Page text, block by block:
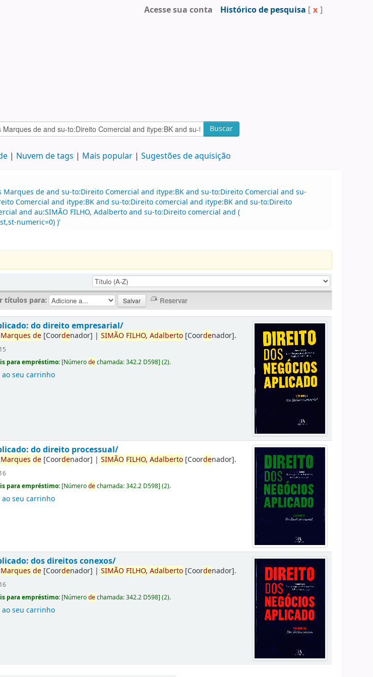
Acesse sua conta Histórico de pesquisa [ x ]
Buscar
Nuvem de tags Mais popular Sugestões de aquisição
Marques de and su-to:Direito Comercial and itype:BK and su-to:Direito Comercial and su-
Comercial and itype:BK and su-to:Direito comercial and itype:BK and su-to:Direito
and au:SIMÃO FILHO, Adalberto and su-to:Direito comercial and (
numeric=0) )'
títulos para:
do direito empresarial/
Marques de [Coordenador] |SIMÃO FILHO, Adalberto [Coordenador].
para empréstimo: [Númerodechamada:342.2 D598](2).
seu carrinho
do direito processual/
Marques de [Coordenador] |SIMÃO FILHO, Adalberto [Coordenador].
para empréstimo: [Númerodechamada:342.2 D598](2).
seu carrinho
dos direitos conexos/
Marques de [Coordenador] |SIMÃO FILHO, Adalberto [Coordenador].
para empréstimo: [Númerodechamada:342.2 D598](2).
seu carrinho